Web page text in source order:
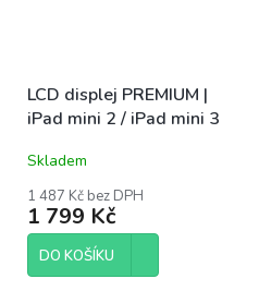
LCD displej PREMIUM |
iPad mini 2 / iPad mini 3
Skladem
1 487 Kč bez DPH
1 799 Kč
DO KOŠÍKU